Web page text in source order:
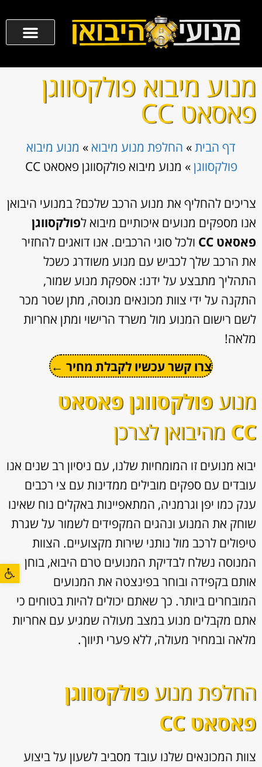
פתח
מנוע מיבוא פולקסווגן
פאסאט CC
דף הבית» החלפת מנוע מיבוא » מנוע מיבוא
פולקסווגן » מנוע מיבוא פולקסווגן פאסאט CC
צריכים להחליף את מנוע הרכב שלכם? במנועי היבואן
אנו מספקים מנועים איכותיים מיבוא לפולקסווגן
פאסאט CC
ולכל סוגי הרכבים. אנו דואגים להחזיר
את הרכב שלך לכביש עם מנוע משודרג כשכל
התהליך מתבצע על ידנו: אספקת מנוע שמור,
התקנה על ידי צוות מכונאים מנוסה, מתן שטר מכר
לשם רישום המנוע מול משרד הרישוי ומתן אחריות
מלאה!
צרו קשר עכשיו לקבלת מחיר ←
מנוע פולקסווגן פאסאט
CC מהיבואן לצרכן
יבוא מנועים זו המומחיות שלנו, עם ניסיון רב שנים אנו
עובדים עם ספקים מובילים ממדינות עם צי רכבים
ענק כמו יפן וגרמניה, המתאפיינות באקלים נוח שאינו
שוחק את המנוע ונהגים המקפידים לשמור על שגרת
טיפולים לרכב מול נותני שירות מקצועיים. הצוות
המנוסה נשלח לבדיקת המנועים טרם היבוא, בוחן
אותם בקפידה ובוחר בפינצטה את המנועים
המובחרים ביותר. כך שאתם יכולים להיות בטוחים כי
אתם מקבלים מנוע במצב מעולה שמגיע עם אחריות
מלאה ובמחיר מעולה, ללא פערי תיווך.
החלפת מנוע פולקסווגן
פאסאט CC
צוות המכונאים שלנו עובד מסביב לשעון על ביצוע